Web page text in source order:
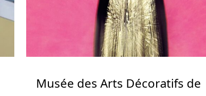
Musée des Arts Décoratifs de